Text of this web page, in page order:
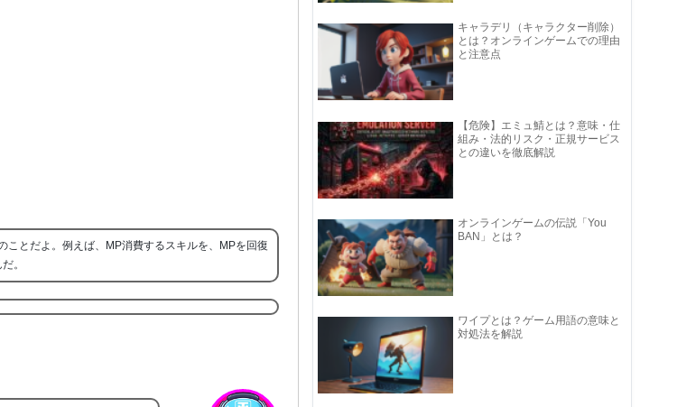
とだよ。例えば、MP消費するスキルを、MPを回復
。
キャラデリ（キャラクター削除）
とは？オンラインゲームでの理由
と注意点
【危険】エミュ鯖とは？意味・仕
組み・法的リスク・正規サービス
との違いを徹底解説
オンラインゲームの伝説「You
BAN」とは？
ワイプとは？ゲーム用語の意味と
対処法を解説